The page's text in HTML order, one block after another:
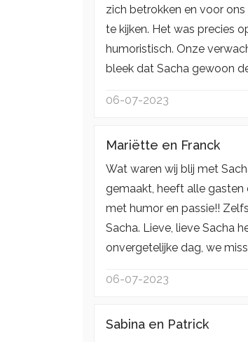
zich betrokken en voor
te kijken. Het was precies
humoristisch. Onze
bleek dat Sacha gewoon
06-07-2023
Mariëtte en Franck
Wat waren wij blij met
gemaakt, heeft alle
met humor en passie!!
Sacha. Lieve, lieve Sacha
onvergetelijke dag, we
06-07-2023
Sabina en Patrick